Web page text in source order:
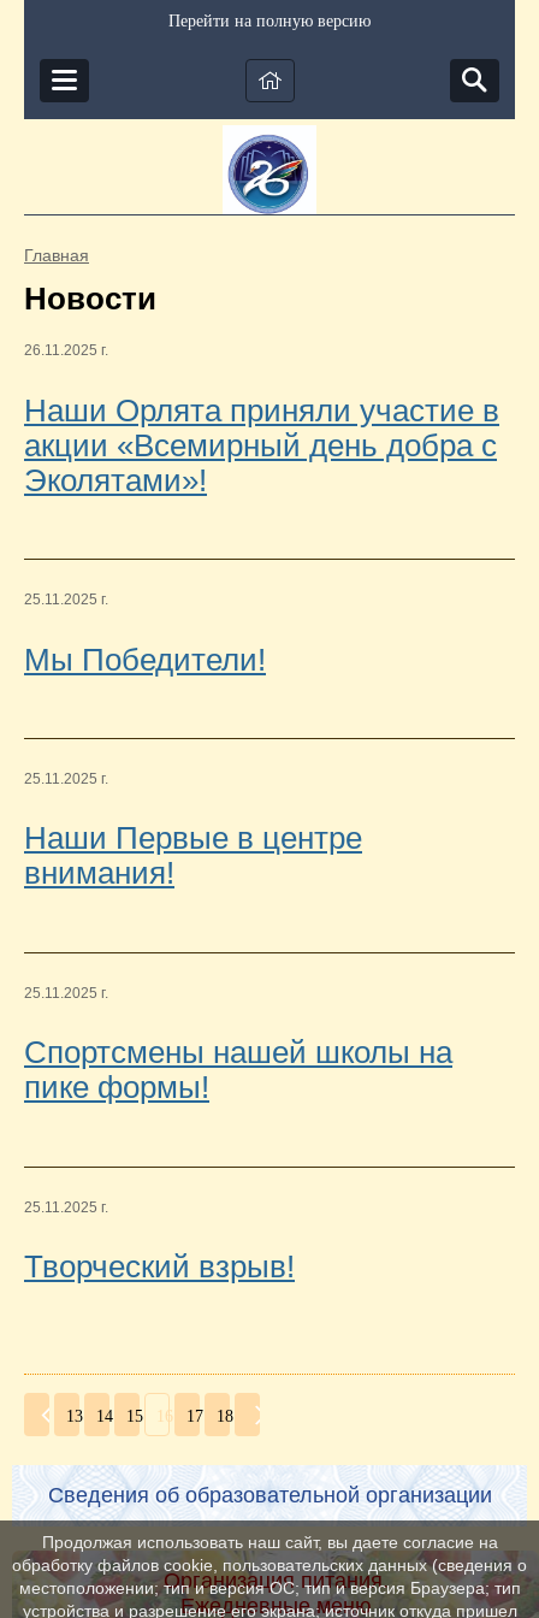
Перейти на полную версию
Главная
Новости
26.11.2025 г.
Наши Орлята приняли участие в
акции «Всемирный день добра с
Эколятами»!
25.11.2025 г.
Мы Победители!
25.11.2025 г.
Наши Первые в центре
внимания!
25.11.2025 г.
Спортсмены нашей школы на
пике формы!
25.11.2025 г.
Творческий взрыв!
13 14 15 16 17 18
Сведения об образовательной организации
Организация питания.
Ежедневные меню
Продолжая использовать наш сайт, вы даете согласие на
обработку файлов cookie, пользовательских данных (сведения о
местоположении; тип и версия ОС; тип и версия Браузера; тип
устройства и разрешение его экрана; источник откуда пришел